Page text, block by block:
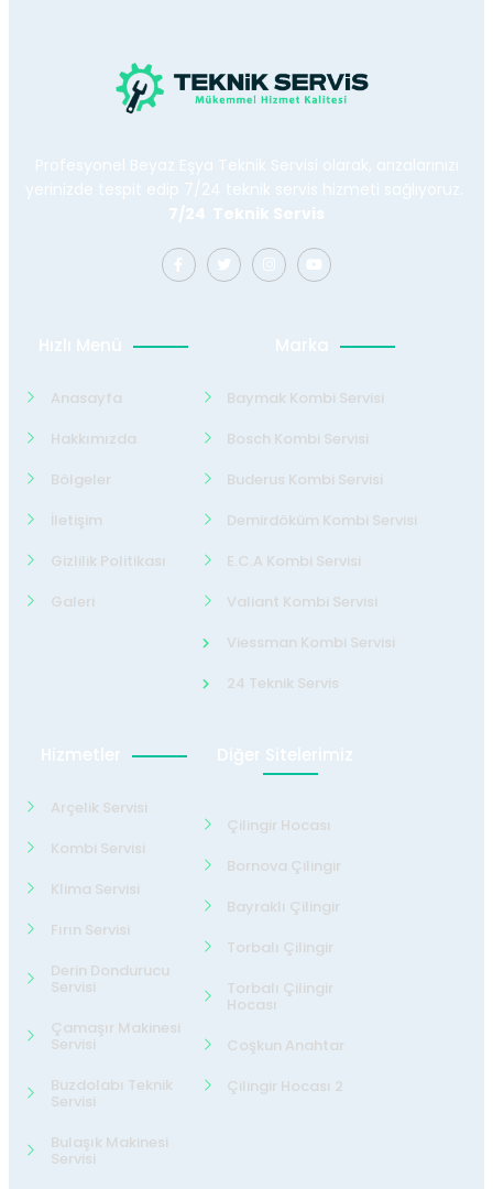
Profesyonel Beyaz Eşya Teknik Servisi olarak, arızalarınızı
yerinizde tespit edip 7/24 teknik servis hizmeti sağlıyoruz.
7/24 Teknik Servis
Hızlı Menü
Anasayfa
Hakkımızda
Bölgeler
İletişim
Gizlilik Politikası
Galeri
Marka
Baymak Kombi Servisi
Bosch Kombi Servisi
Buderus Kombi Servisi
Demirdöküm Kombi Servisi
E.C.A Kombi Servisi
Valiant Kombi Servisi
Viessman Kombi Servisi
24 Teknik Servis
Hizmetler
Arçelik Servisi
Kombi Servisi
Klima Servisi
Fırın Servisi
Derin Dondurucu
Servisi
Çamaşır Makinesi
Servisi
Buzdolabı Teknik
Servisi
Bulaşık Makinesi
Servisi
Diğer Sitelerimiz
Çilingir Hocası
Bornova Çilingir
Bayraklı Çilingir
Torbalı Çilingir
Torbalı Çilingir
Hocası
Coşkun Anahtar
Çilingir Hocası 2